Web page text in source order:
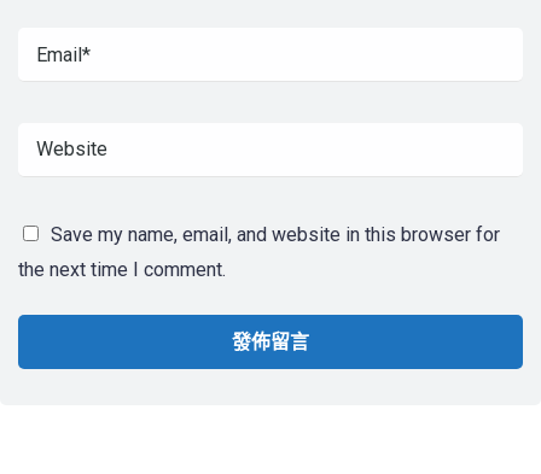
Save my name, email, and website in this browser for
the next time I comment.